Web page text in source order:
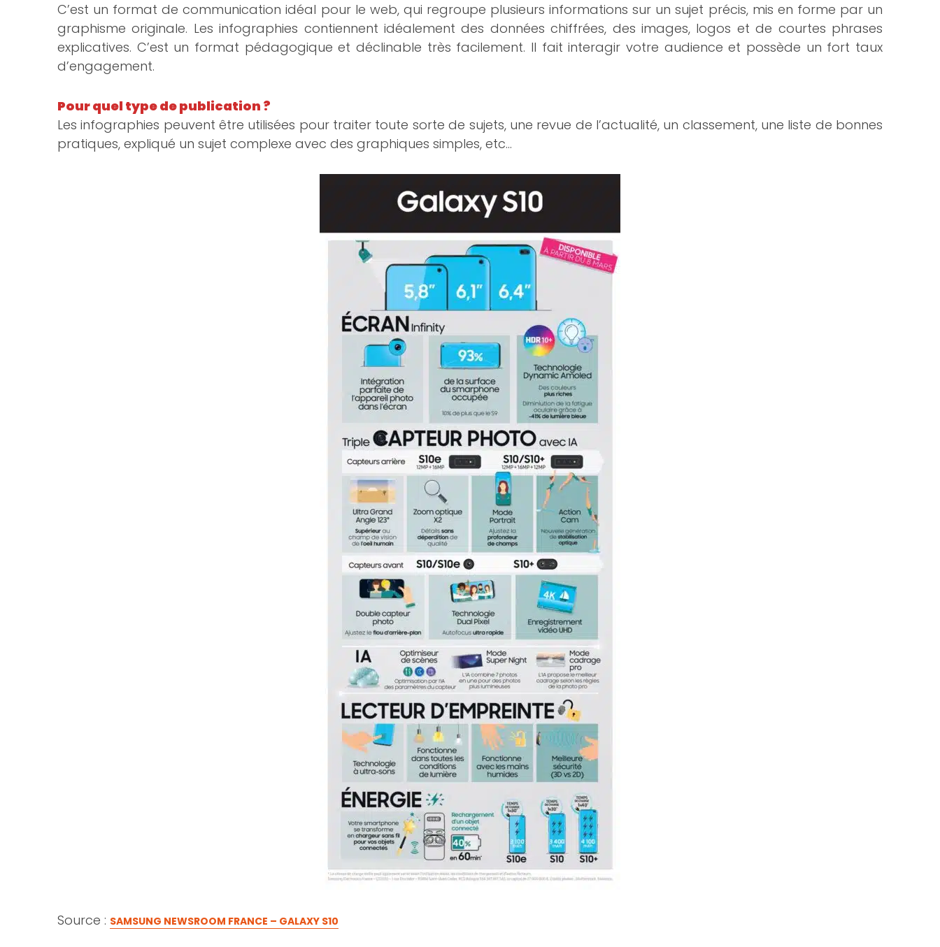
C’est un format de communication idéal pour le web, qui regroupe plusieurs informations sur un sujet précis, mis en forme par un
graphisme originale. Les infographies contiennent idéalement des données chiffrées, des images, logos et de courtes phrases
explicatives. C’est un format pédagogique et déclinable très facilement. Il fait interagir votre audience et possède un fort taux
d’engagement.
Pour quel type de publication ?
Les infographies peuvent être utilisées pour traiter toute sorte de sujets, une revue de l’actualité, un classement, une liste de bonnes
pratiques, expliqué un sujet complexe avec des graphiques simples, etc…
Source : SAMSUNG NEWSROOM FRANCE – GALAXY S10